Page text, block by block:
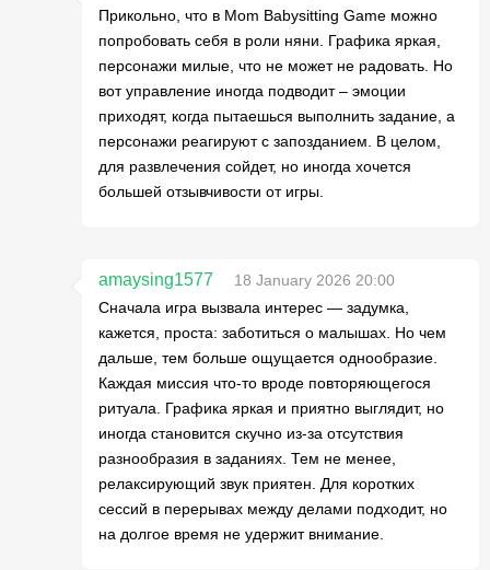
Прикольно, что в Mom Babysitting Game можно
попробовать себя в роли няни. Графика яркая,
персонажи милые, что не может не радовать. Но
вот управление иногда подводит – эмоции
приходят, когда пытаешься выполнить задание, а
персонажи реагируют с запозданием. В целом,
для развлечения сойдет, но иногда хочется
большей отзывчивости от игры.
amaysing1577
18 January 2026 20:00
Сначала игра вызвала интерес — задумка,
кажется, проста: заботиться о малышах. Но чем
дальше, тем больше ощущается однообразие.
Каждая миссия что-то вроде повторяющегося
ритуала. Графика яркая и приятно выглядит, но
иногда становится скучно из-за отсутствия
разнообразия в заданиях. Тем не менее,
релаксирующий звук приятен. Для коротких
сессий в перерывах между делами подходит, но
на долгое время не удержит внимание.